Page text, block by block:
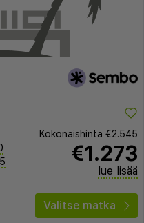
Kokonaishinta €2.545
€1.273
lue lisää
Valitse matka